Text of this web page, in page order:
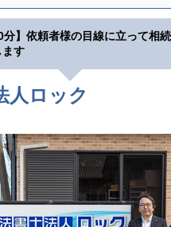
分】依頼者様の目線に立って相
ます
人ロック